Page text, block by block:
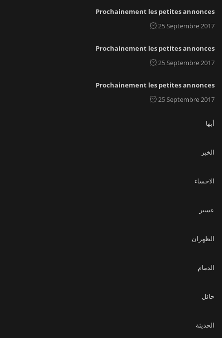
Prochainement les petites annonces
25 Septembre 2017
Prochainement les petites annonces
25 Septembre 2017
Prochainement les petites annonces
25 Septembre 2017
أبها
الخبر
الاحساء
عسير
الظهران
الدمام
حائل
الحديثة